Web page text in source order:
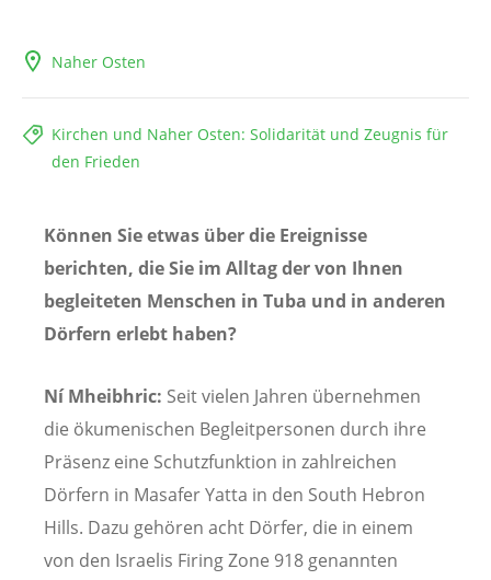
Naher Osten
Kirchen und Naher Osten: Solidarität und Zeugnis für
den Frieden
Können Sie etwas über die Ereignisse
berichten, die Sie im Alltag der von Ihnen
begleiteten Menschen in Tuba und in anderen
Dörfern erlebt haben?
Ní Mheibhric: Seit vielen Jahren übernehmen
die ökumenischen Begleitpersonen durch ihre
Präsenz eine Schutzfunktion in zahlreichen
Dörfern in Masafer Yatta in den South Hebron
Hills. Dazu gehören acht Dörfer, die in einem
von den Israelis Firing Zone 918 genannten